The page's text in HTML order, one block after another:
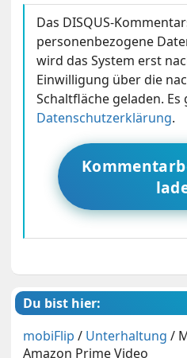
Das DISQUS-
personenbezogene
wird das System erst
Einwilligung über die
Schaltfläche geladen. Es
Datenschutzerklärung.
Du bist hier:
mobiFlip / Unterhaltung /
Amazon Prime Video